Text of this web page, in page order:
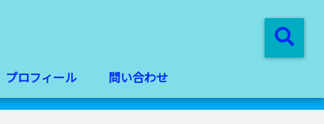
プロフィール 問い合わせ